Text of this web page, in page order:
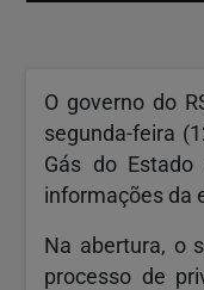
O governo do
segunda-feira
Gás do
informações da
Na abertura, o
processo de